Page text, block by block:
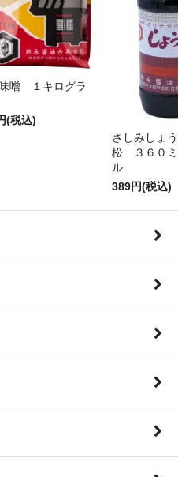
噌 １キログラ
(税込)
さしみしょ
松 ３６０ミ
ル
389円(税込)